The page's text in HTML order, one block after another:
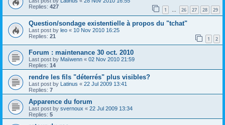
Replies: 427 1 … 26 27 28 29
Question/sondage existentielle à propos du "tchat"
Last post by leo « 10 Nov 2010 16:25
Replies: 21 1 2
Forum : maintenance 30 oct. 2010
Last post by Maïwenn « 02 Nov 2010 21:59
Replies: 14
rendre les fils "déterrés" plus visibles?
Last post by Latinus « 22 Jul 2009 13:41
Replies: 7
Apparence du forum
Last post by svernoux « 22 Jul 2009 13:34
Replies: 5